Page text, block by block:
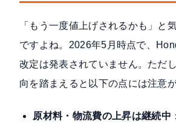
「もう一度値上げされるかも」と
ですよね。2026年5月時点で、
改定は発表されていません。ただ
向を踏まえると以下の点には注意
原材料・物流費の上昇は継続中